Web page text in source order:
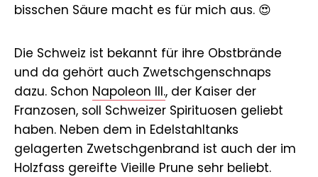
bisschen Säure macht es für mich aus. 😍
Die Schweiz ist bekannt für ihre Obstbrände
und da gehört auch Zwetschgenschnaps
dazu. Schon Napoleon III., der Kaiser der
Franzosen, soll Schweizer Spirituosen geliebt
haben. Neben dem in Edelstahltanks
gelagerten Zwetschgenbrand ist auch der im
Holzfass gereifte Vieille Prune sehr beliebt.